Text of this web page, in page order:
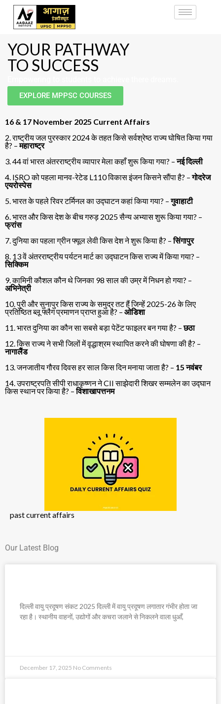
YOUR PATHWAY
TO SUCCESS
EXPLORE MPPSC COURSES
16 & 17 November 2025 Current Affairs
2. राष्ट्रीय जल पुरस्कार 2024 के तहत किसे सर्वश्रेष्ठ राज्य घोषित किया गया
है? –महाराष्ट्र
3. 44 वां भारत अंतरराष्ट्रीय व्यापार मेला कहाँ शुरू किया गया? –नई दिल्ली
4. ISRO को पहला मानव-रेटेड L110 विकास इंजन किसने सौंपा है? –गोदरेज
एयरोस्पेस
5. भारत के पहले रिवर टर्मिनल का उद्घाटन कहां किया गया? –गुवाहाटी
6. भारत और किस देश के बीच गरुड़ 2025 सैन्य अभ्यास शुरू किया गया? –
फ्रांस
7. दुनिया का पहला ग्रीन फ्यूल लेवी किस देश ने शुरू किया है? –सिंगापुर
8. 13 वें अंतरराष्ट्रीय पर्यटन मार्ट का उद्घाटन किस राज्य में किया गया? –
सिक्किम
9. कामिनी कौशल कौन थे जिनका 98 साल की उम्र में निधन हो गया? –
अभिनेत्री
10. पुरी और सुनापुर किस राज्य के समुद्र तट हैं जिन्हें 2025-26 के लिए
प्रतिष्ठित ब्लू फ्लैग प्रमाणन प्राप्त हुआ है? – ओडिशा
11. भारत दुनिया का कौन सा सबसे बड़ा पेटेंट फाइलर बन गया है? –छठा
12. किस राज्य ने सभी जिलों में वृद्धाश्रम स्थापित करने की घोषणा की है? –
नागालैंड
13. जनजातीय गौरव दिवस हर साल किस दिन मनाया जाता है? – 15 नवंबर
14. उपराष्ट्रपति सीपी राधाकृष्णन ने CII साझेदारी शिखर सम्मलेन का उद्घान
किस स्थान पर किया है? –विशाखापत्तनम
past current affairs
Our Latest Blog
दिल्ली वायु प्रदूषण संकट 2025 दिल्ली में वायु प्रदूषण लगातार गंभीर होता जा
रहा है। स्थानीय वाहनों, उद्योगों और कचरा जलाने से निकलने वाला धुआँ,
December 17, 2025 No Comments